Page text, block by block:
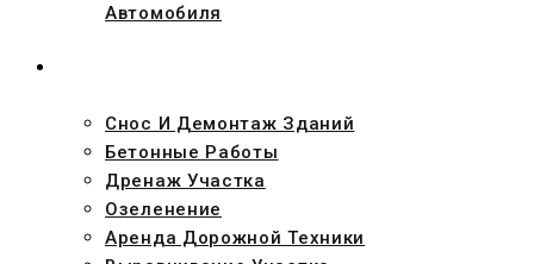
Автомобиля
Снос И Демонтаж Зданий
Бетонные Работы
Дренаж Участка
Озеленение
Аренда Дорожной Техники